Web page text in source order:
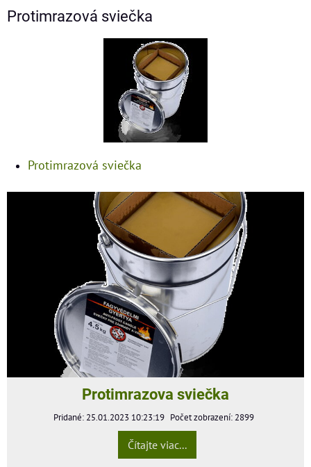
Protimrazová sviečka
Protimrazová sviečka
Protimrazova sviečka
Pridané: 25.01.2023 10:23:19 Počet zobrazení: 2899
Čítajte viac...